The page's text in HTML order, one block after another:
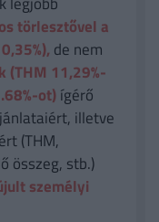
törlesztővel a
de nem
(THM 11,29%-
ot)ígérő
illetve
(THM,
összeg, stb.)
személyi